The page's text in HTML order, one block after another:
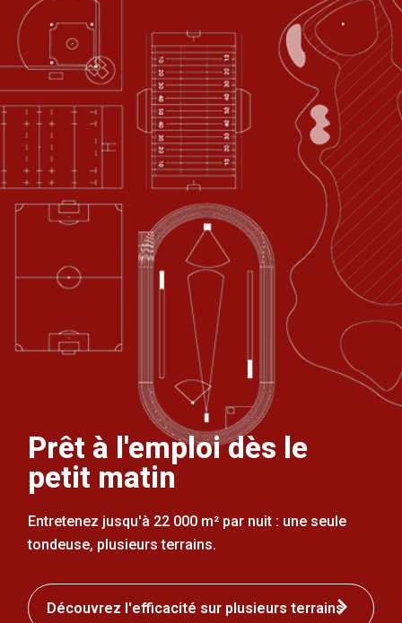
Prêt à l'emploi dès le
petit matin
Entretenez jusqu'à 22 000 m² par nuit : une seule
tondeuse, plusieurs terrains.
Découvrez l'efficacité sur plusieurs terrains